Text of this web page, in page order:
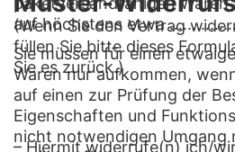
auf höchstens etwa
Sie müssen für einen
Waren nur aufkommen,
auf einen zur Prüfung der
Eigenschaften und
nicht notwendigen Umgang
(Wenn Sie den Vertrag
füllen Sie bitte dieses
Sie es zurück.)
– Hiermit widerrufe(n) ich/